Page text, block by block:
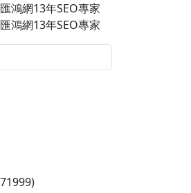
鴻網13年SEO專家
鴻網13年SEO專家